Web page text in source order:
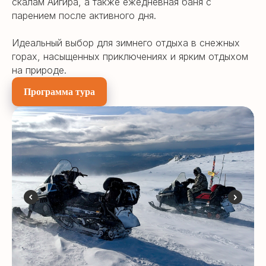
парением после активного дня.
Идеальный выбор для зимнего отдыха в снежных
горах, насыщенных приключениях и ярким отдыхом
на природе.
Программа тура